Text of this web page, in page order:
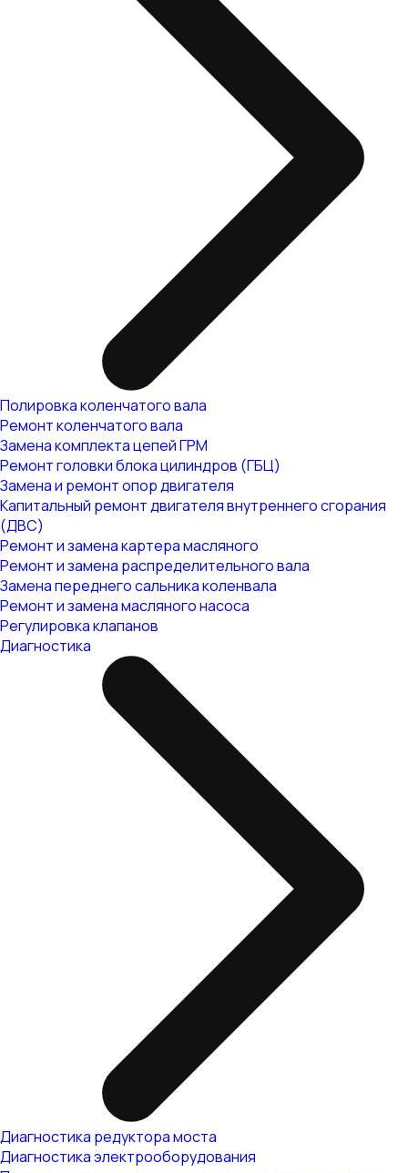
Полировка коленчатого вала
Ремонт коленчатого вала
Замена комплекта цепей ГРМ
Ремонт головки блока цилиндров (ГБЦ)
Замена и ремонт опор двигателя
Капитальный ремонт двигателя внутреннего сгорания
(ДВС)
Ремонт и замена картера масляного
Ремонт и замена распределительного вала
Замена переднего сальника коленвала
Ремонт и замена масляного насоса
Регулировка клапанов
Диагностика
Диагностика редуктора моста
Диагностика электрооборудования